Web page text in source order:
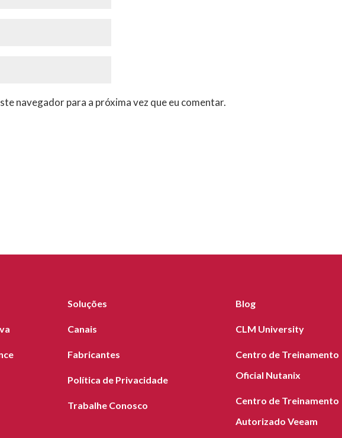
navegador para a próxima vez que eu comentar.
Soluções
Canais
Fabricantes
Política de Privacidade
Trabalhe Conosco
Blog
CLM University
Centro de Treinamento
Oficial Nutanix
Centro de Treinamento
Autorizado Veeam